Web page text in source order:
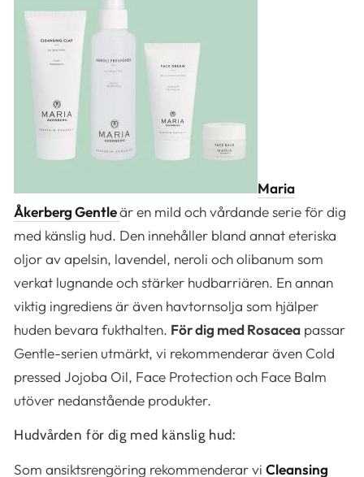
Maria
Åkerberg Gentleär en mild och vårdande serie för dig
med känslig hud. Den innehåller bland annat eteriska
oljor av apelsin, lavendel, neroli och olibanum som
verkat lugnande och stärker hudbarriären. En annan
viktig ingrediens är även havtornsolja som hjälper
huden bevara fukthalten. För dig med Rosacea passar
Gentle-serien utmärkt, vi rekommenderar även Cold
pressed Jojoba Oil, Face Protection och Face Balm
utöver nedanstående produkter.
Hudvården för dig med känslig hud:
Som ansiktsrengöring rekommenderar viCleansing